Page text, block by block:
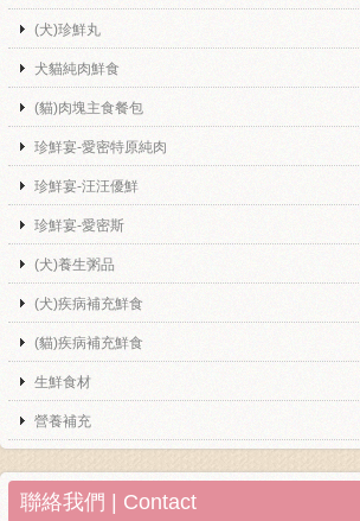
(犬)珍鮮丸
犬貓純肉鮮食
(貓)肉塊主食餐包
珍鮮宴-愛密特原純肉
珍鮮宴-汪汪優鮮
珍鮮宴-愛密斯
(犬)養生粥品
(犬)疾病補充鮮食
(貓)疾病補充鮮食
生鮮食材
營養補充
聯絡我們 | Contact